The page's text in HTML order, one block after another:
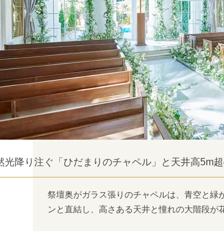
光降り注ぐ「ひだまりのチャペル」と天井高5m
祭壇奥がガラス張りのチャペルは、青空と
ンと直結し、高さある天井と憧れの大階段が